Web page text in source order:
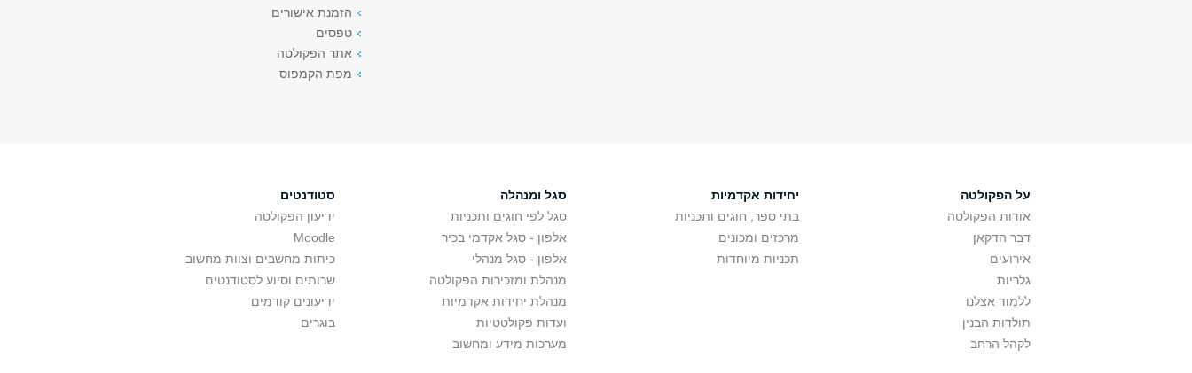
הזמנת אישורים
טפסים
אתר הפקולטה
מפת הקמפוס
על הפקולטה
אודות הפקולטה
דבר הדקאן
אירועים
גלריות
ללמוד אצלנו
תולדות הבנין
לקהל הרחב
יחידות אקדמיות
בתי ספר, חוגים ותכניות
מרכזים ומכונים
תכניות מיוחדות
סגל ומנהלה
סגל לפי חוגים ותכניות
אלפון - סגל אקדמי בכיר
אלפון - סגל מנהלי
מנהלת ומזכירות הפקולטה
מנהלת יחידות אקדמיות
ועדות פקולטטיות
מערכות מידע ומחשוב
סטודנטים
ידיעון הפקולטה
Moodle
כיתות מחשבים וצוות מחשוב
שרותים וסיוע לסטודנטים
ידיעונים קודמים
בוגרים